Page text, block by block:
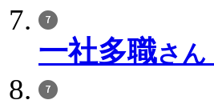
一社多職さん